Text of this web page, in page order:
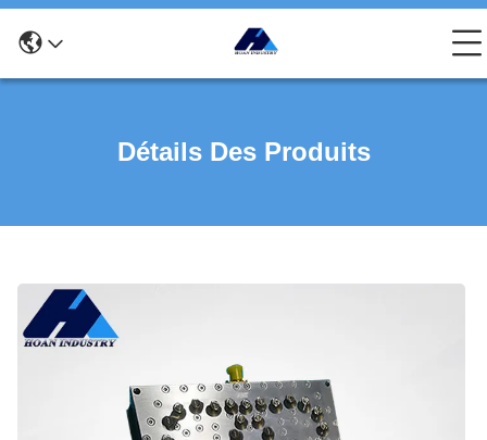
Détails Des Produits